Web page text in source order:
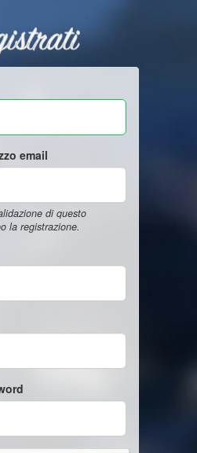
email
di questo
la registrazione.